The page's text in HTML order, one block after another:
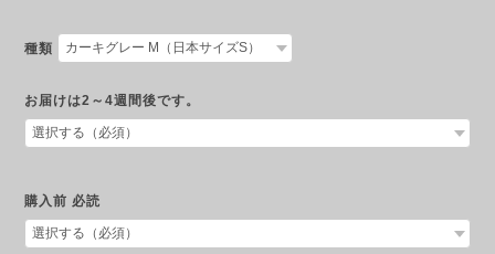
種類
お届けは2～4週間後です。
購入前 必読